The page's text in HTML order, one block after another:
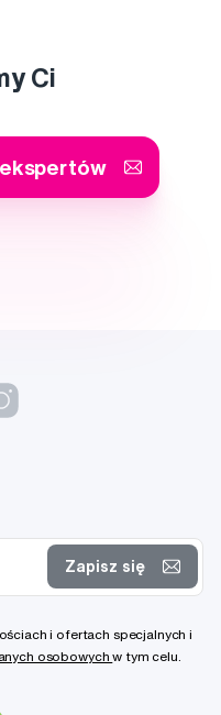
Ci
Zapisz się
i ofertach specjalnych i
osobowychw tym celu.